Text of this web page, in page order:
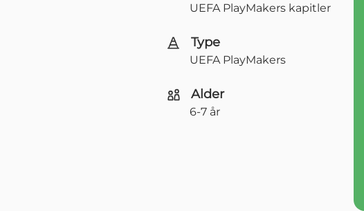
UEFA PlayMakers kapitler
Type
UEFA PlayMakers
Alder
6-7 år